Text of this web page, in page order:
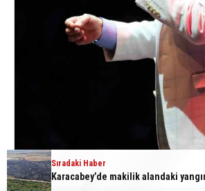
Sıradaki Haber